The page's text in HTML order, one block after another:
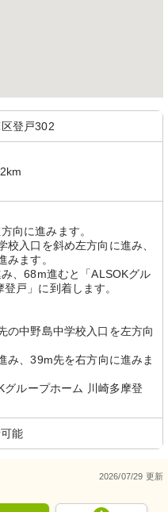
登戸302
向に進みます。
校入口を斜め左方向に進み、
みます。
、68m進むと「ALSOKグル
戸」に到着します。
の中野島中学校入口を左方向
み、39m先を右方向に進みま
ループホーム 川崎多摩登
能
2026/07/29 更新